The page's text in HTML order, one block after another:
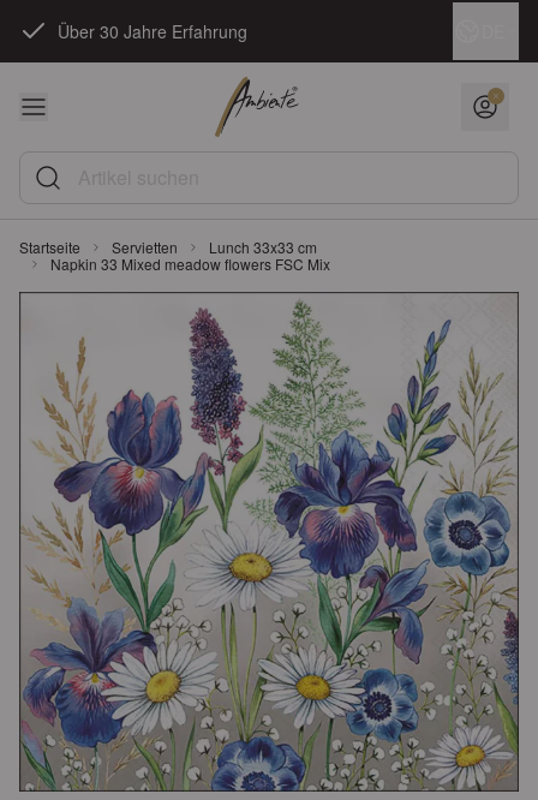
Über 30 Jahre Erfahrung
Artikel suchen
Startseite Servietten
Lunch 33x33 cm
Napkin 33 Mixed meadow flowers FSC Mix